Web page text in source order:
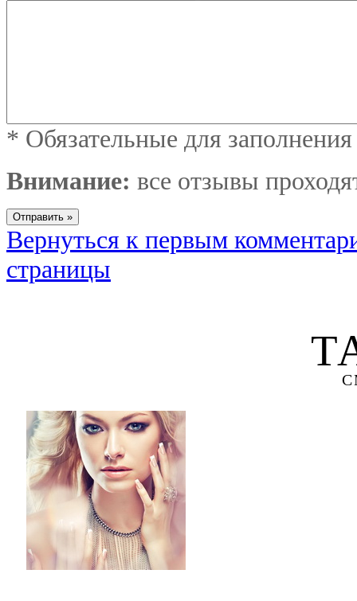
* Обязательные для
Внимание: все отзывы
Вернуться к первым
страницы